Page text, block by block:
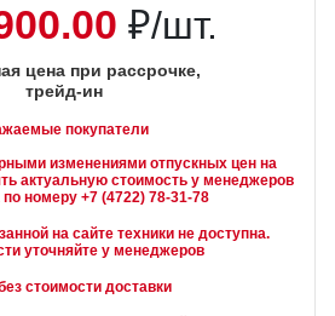
₽/шт.
цена при рассрочке,
трейд-ин
покупатели
актуальную стоимость у менеджеров
на сайте техники не доступна.
уточняйте у менеджеров
стоимости доставки